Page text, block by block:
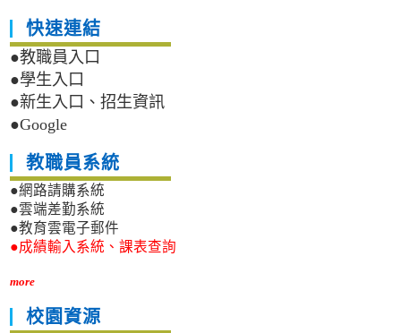
快速連結
●教職員入口
●學生入口
●新生入口、招生資訊
●Google
教職員系統
●網路請購系統
●雲端差勤系統
●教育雲電子郵件
●成績輸入系統、課表查詢
more
校園資源